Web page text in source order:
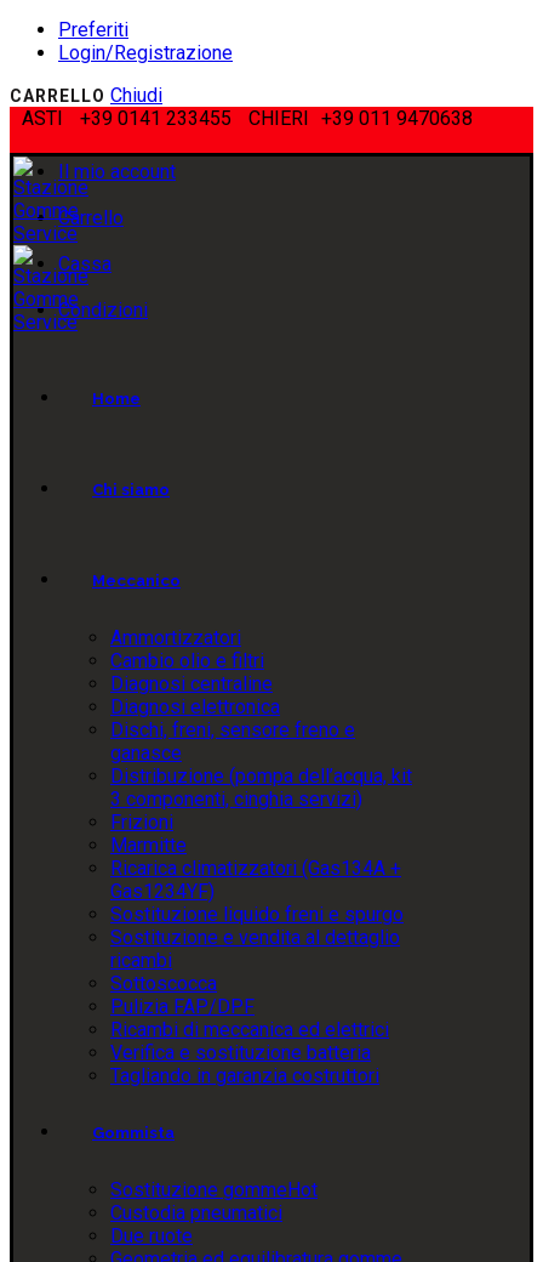
Preferiti
Login/Registrazione
CARRELLO Chiudi
ASTI
+39 0141 233455 CHIERI +39 011 9470638
Il mio account
Carrello
Cassa
Condizioni
Home
Chi siamo
Meccanico
Ammortizzatori
Cambio olio e filtri
Diagnosi centraline
Diagnosi elettronica
Dischi, freni, sensore freno e
ganasce
Distribuzione (pompa dell’acqua, kit
3 componenti, cinghia servizi)
Frizioni
Marmitte
Ricarica climatizzatori (Gas134A +
Gas1234YF)
Sostituzione liquido freni e spurgo
Sostituzione e vendita al dettaglio
ricambi
Sottoscocca
Pulizia FAP/DPF
Ricambi di meccanica ed elettrici
Verifica e sostituzione batteria
Tagliando in garanzia costruttori
Gommista
Sostituzione gommeHot
Custodia pneumatici
Due ruote